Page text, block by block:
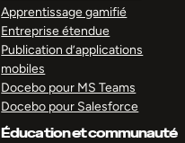
Apprentissage gamifié
Entreprise étendue
Publication d’applications
mobiles
Docebo pour MS Teams
Docebo pour Salesforce
Éducation et communauté